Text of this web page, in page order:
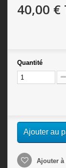
40,00 €
Quantité
Ajouter au
Ajouter à